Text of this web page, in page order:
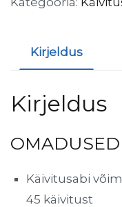
Kirjeldus
Kirjeldus
OMADUSED
Käivitusabi
45 käivitust